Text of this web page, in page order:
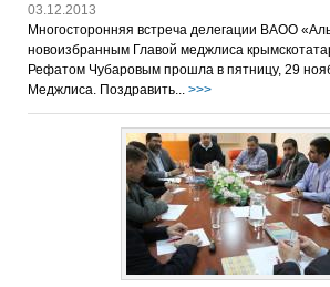
03.12.2013
Многосторонняя встреча делегации ВАОО
новоизбранным Главой меджлиса
Рефатом Чубаровым прошла в пятницу, 29
Меджлиса. Поздравить... >>>